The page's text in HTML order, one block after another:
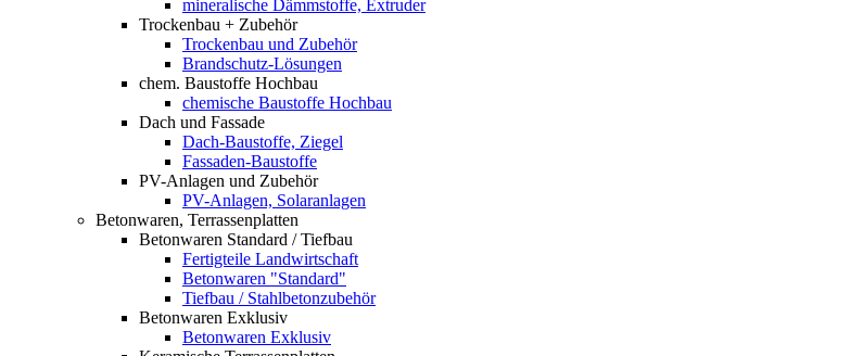
mineralische Dämmstoffe, Extruder
Trockenbau + Zubehör
Trockenbau und Zubehör
Brandschutz-Lösungen
chem. Baustoffe Hochbau
chemische Baustoffe Hochbau
Dach und Fassade
Dach-Baustoffe, Ziegel
Fassaden-Baustoffe
PV-Anlagen und Zubehör
PV-Anlagen, Solaranlagen
Betonwaren, Terrassenplatten
Betonwaren Standard / Tiefbau
Fertigteile Landwirtschaft
Betonwaren "Standard"
Tiefbau / Stahlbetonzubehör
Betonwaren Exklusiv
Betonwaren Exklusiv